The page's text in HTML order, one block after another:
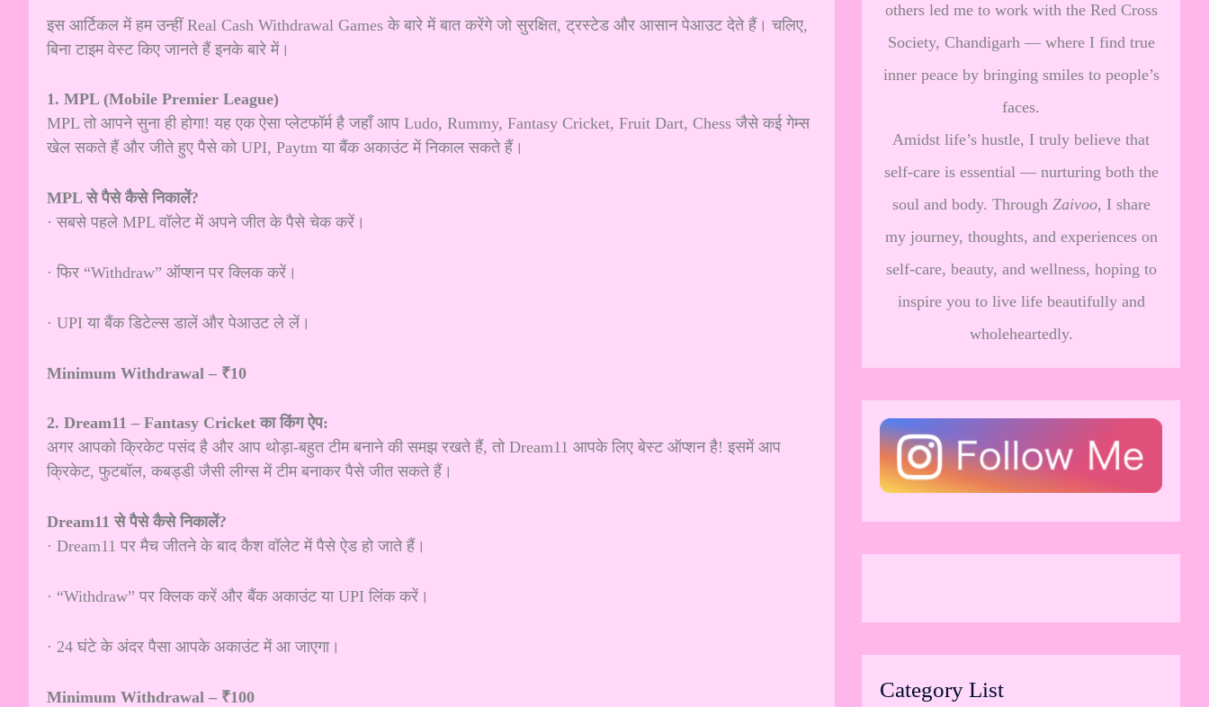
इस आर्टिकल में हम उन्हीं Real Cash Withdrawal Games के बारे में बात करेंगे जो सुरक्षित, ट्रस्टेड और आसान पेआउट देते हैं। चलिए,
बिना टाइम वेस्ट किए जानते हैं इनके बारे में।
1. MPL (Mobile Premier League)
MPL तो आपने सुना ही होगा! यह एक ऐसा प्लेटफॉर्म है जहाँ आप Ludo, Rummy, Fantasy Cricket, Fruit Dart, Chess जैसे कई गेम्स
खेल सकते हैं और जीते हुए पैसे को UPI, Paytm या बैंक अकाउंट में निकाल सकते हैं।
MPL से पैसे कैसे निकालें?
· सबसे पहले MPL वॉलेट में अपने जीत के पैसे चेक करें।
· फिर “Withdraw” ऑप्शन पर क्लिक करें।
· UPI या बैंक डिटेल्स डालें और पेआउट ले लें।
Minimum Withdrawal – ₹10
2. Dream11 – Fantasy Cricket का किंग ऐप:
अगर आपको क्रिकेट पसंद है और आप थोड़ा-बहुत टीम बनाने की समझ रखते हैं, तो Dream11 आपके लिए बेस्ट ऑप्शन है! इसमें आप
क्रिकेट, फुटबॉल, कबड्डी जैसी लीग्स में टीम बनाकर पैसे जीत सकते हैं।
Dream11 से पैसे कैसे निकालें?
· Dream11 पर मैच जीतने के बाद कैश वॉलेट में पैसे ऐड हो जाते हैं।
· “Withdraw” पर क्लिक करें और बैंक अकाउंट या UPI लिंक करें।
· 24 घंटे के अंदर पैसा आपके अकाउंट में आ जाएगा।
Minimum Withdrawal – ₹100
others led me to work with the Red Cross
Society, Chandigarh — where I find true
inner peace by bringing smiles to people’s
faces.
Amidst life’s hustle, I truly believe that
self-care is essential — nurturing both the
soul and body. Through Zaivoo, I share
my journey, thoughts, and experiences on
self-care, beauty, and wellness, hoping to
inspire you to live life beautifully and
wholeheartedly.
Category List